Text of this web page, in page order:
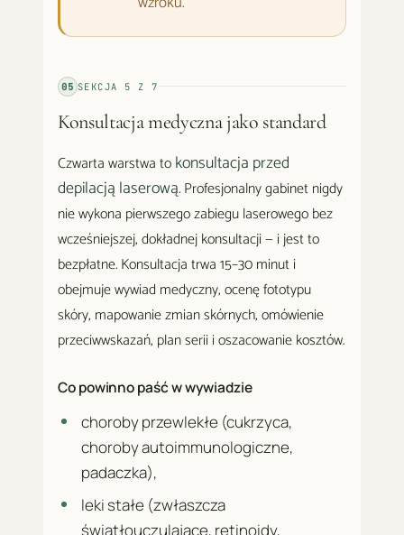
05 SEKCJA 5 Z7
Konsultacja medyczna jako standard
Czwarta warstwa tokonsultacja przed
depilacją laserową. Profesjonalny gabinet nigdy
nie wykona pierwszego zabiegu laserowego bez
wcześniejszej, dokładnej konsultacji — i jest to
bezpłatne. Konsultacja trwa 15–30 minut i
obejmuje wywiad medyczny, ocenę fototypu
skóry, mapowanie zmian skórnych, omówienie
przeciwwskazań, plan serii i oszacowanie kosztów.
Co powinno paść w wywiadzie
choroby przewlekłe (cukrzyca,
choroby autoimmunologiczne,
padaczka),
leki stałe (zwłaszcza
światłouczulające, retinoidy,